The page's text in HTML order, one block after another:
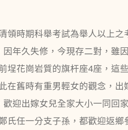
時期科舉考試為舉人以上之
年久失修，今現存二對，雖
花崗岩質的旗杆座4座，這
在舊時有重男輕女的觀念，出
迎出嫁女兒全家大小一同回
氏任一分支子孫，都歡迎返鄉